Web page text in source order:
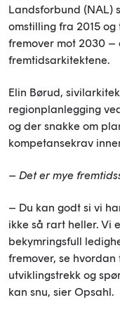
Landsforbund (NAL)
omstilling fra 2015
fremover mot 2030 –
fremtidsarkitektene.
Elin Børud,
regionplanlegging
og der snakke om
kompetansekrav
– Det er mye
– Du kan godt si vi
ikke så rart heller. Vi
bekymringsfull
fremover, se
utviklingstrekk og
kan snu, sier Opsahl.